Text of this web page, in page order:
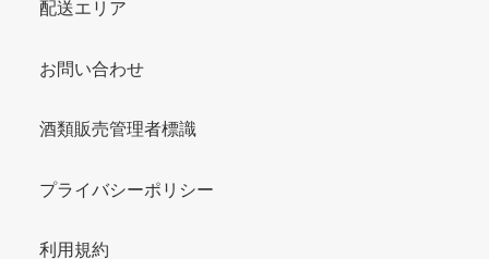
配送エリア
お問い合わせ
酒類販売管理者標識
プライバシーポリシー
利用規約